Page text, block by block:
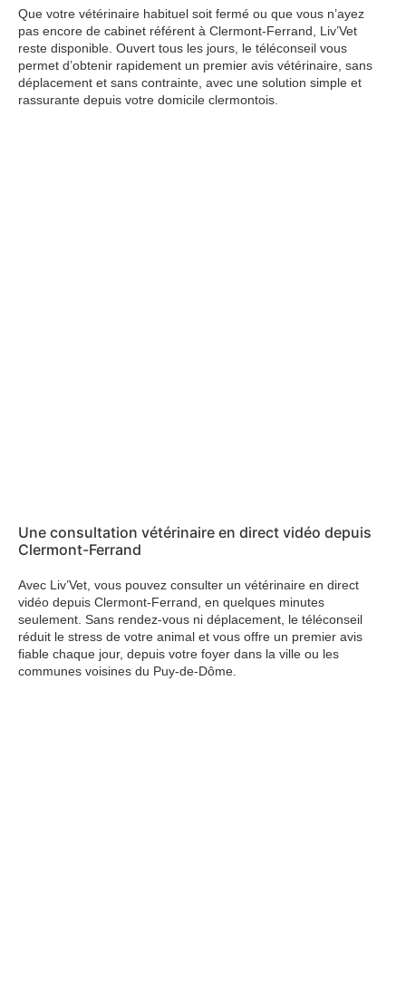
Que votre vétérinaire habituel soit fermé ou que vous n’ayez
pas encore de cabinet référent à Clermont-Ferrand, Liv’Vet
reste disponible. Ouvert tous les jours, le téléconseil vous
permet d’obtenir rapidement un premier avis vétérinaire, sans
déplacement et sans contrainte, avec une solution simple et
rassurante depuis votre domicile clermontois.
Une consultation vétérinaire en direct vidéo depuis
Clermont-Ferrand
Avec Liv’Vet, vous pouvez consulter un vétérinaire en direct
vidéo depuis Clermont-Ferrand, en quelques minutes
seulement. Sans rendez-vous ni déplacement, le téléconseil
réduit le stress de votre animal et vous offre un premier avis
fiable chaque jour, depuis votre foyer dans la ville ou les
communes voisines du Puy-de-Dôme.